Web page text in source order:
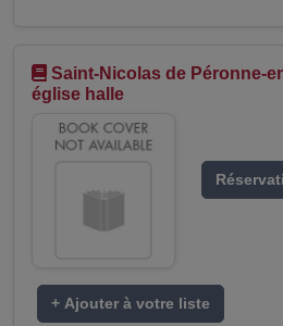
Saint-Nicolas de Péronne-
église halle
+ Ajouter à votre liste